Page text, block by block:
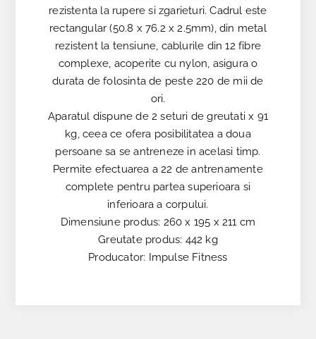
rezistenta la rupere si zgarieturi. Cadrul este
rectangular (50.8 x 76.2 x 2.5mm), din metal
rezistent la tensiune, cablurile din 12 fibre
complexe, acoperite cu nylon, asigura o
durata de folosinta de peste 220 de mii de
ori.
Aparatul dispune de 2 seturi de greutati x 91
kg, ceea ce ofera posibilitatea a doua
persoane sa se antreneze in acelasi timp.
Permite efectuarea a 22 de antrenamente
complete pentru partea superioara si
inferioara a corpului.
Dimensiune produs: 260 x 195 x 211 cm
Greutate produs: 442 kg
Producator: Impulse Fitness